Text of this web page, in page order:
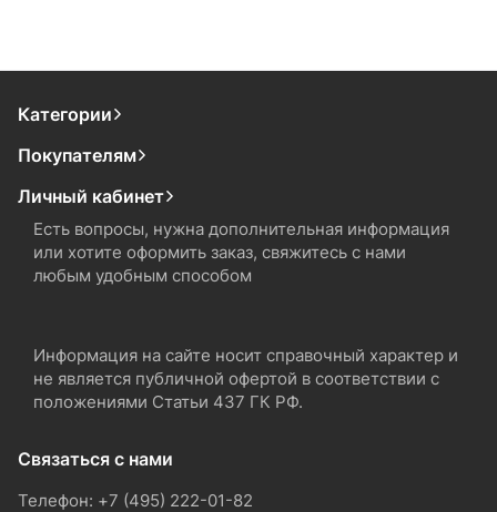
Категории
Покупателям
Личный кабинет
Есть вопросы, нужна дополнительная информация
или хотите оформить заказ, свяжитесь с нами
любым удобным способом
Информация на сайте носит справочный характер и
не является публичной офертой в соответствии с
положениями Статьи 437 ГК РФ.
Связаться с нами
Телефон: +7 (495) 222-01-82